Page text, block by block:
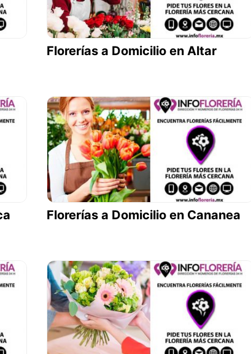
Florerías a Domicilio en Altar
Florerías a Domicilio en Cananea